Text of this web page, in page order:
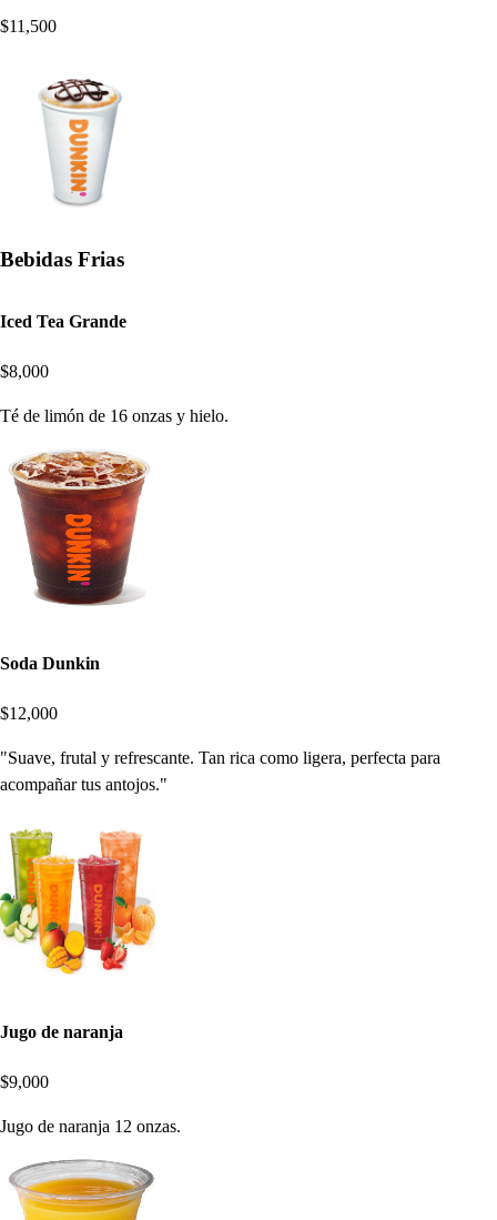
$11,500
Bebidas Frias
Iced Tea Grande
$8,000
Té de limón de 16 onzas y hielo.
Soda Dunkin
$12,000
"Suave, frutal y refrescante. Tan rica como ligera, perfecta para
acompañar tus antojos."
Jugo de naranja
$9,000
Jugo de naranja 12 onzas.